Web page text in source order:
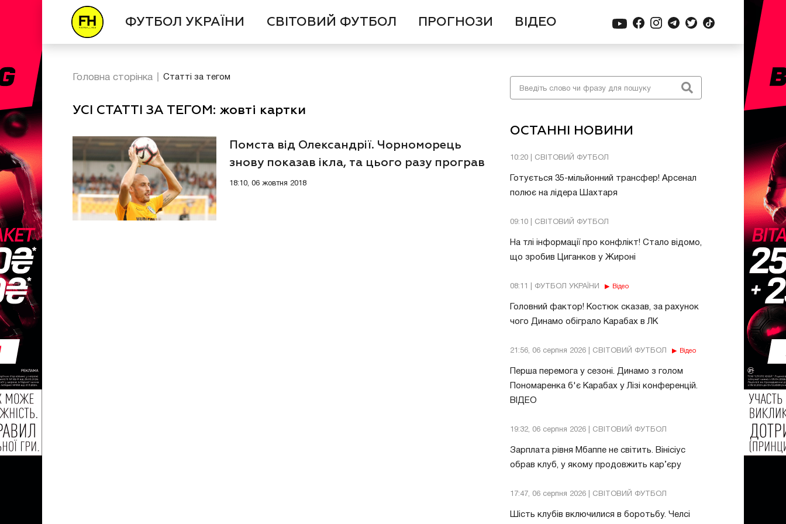
ФУТБОЛ УКРАЇНИ СВІТОВИЙ ФУТБОЛ ПРОГНОЗИ ВІДЕО
ОСТАННІ НОВИНИ
10:20 | СВІТОВИЙ ФУТБОЛ
Готується 35-мільйонний трансфер! Арсенал
полює на лідера Шахтаря
09:10 | СВІТОВИЙ ФУТБОЛ
На тлі інформації про конфлікт! Стало відомо,
що зробив Циганков у Жироні
08:11 | ФУТБОЛ УКРАЇНИ Відео
Головний фактор! Костюк сказав, за рахунок
чого Динамо обіграло Карабах в ЛК
21:56, 06 серпня 2026 | СВІТОВИЙ ФУТБОЛ Відео
Перша перемога у сезоні. Динамо з голом
Пономаренка б'є Карабах у Лізі конференцій.
ВІДЕО
19:32, 06 серпня 2026 | СВІТОВИЙ ФУТБОЛ
Зарплата рівня Мбаппе не світить. Вінісіус
обрав клуб, у якому продовжить кар’єру
17:47, 06 серпня 2026 | СВІТОВИЙ ФУТБОЛ
Шість клубів включилися в боротьбу. Челсі
Головна сторінка Статті за тегом
УСІ СТАТТІ ЗА ТЕГОМ: жовті картки
Помста від Олександрії. Чорноморець
знову показав ікла, та цього разу програв
18:10, 06 жовтня 2018